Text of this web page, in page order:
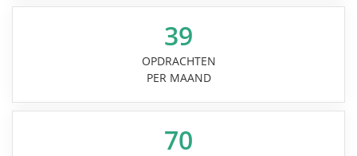
39
OPDRACHTEN
PER MAAND
70